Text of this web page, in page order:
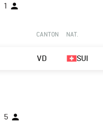
1
CANTON NAT.
VD SUI
5